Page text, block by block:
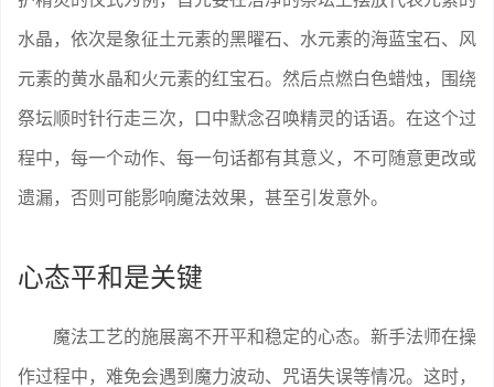
水晶，依次是象征土元素的黑曜石、水元素的海蓝宝石、风
元素的黄水晶和火元素的红宝石。然后点燃白色蜡烛，围绕
祭坛顺时针行走三次，口中默念召唤精灵的话语。在这个过
程中，每一个动作、每一句话都有其意义，不可随意更改或
遗漏，否则可能影响魔法效果，甚至引发意外。
心态平和是关键
魔法工艺的施展离不开平和稳定的心态。新手法师在操
作过程中，难免会遇到魔力波动、咒语失误等情况。这时，